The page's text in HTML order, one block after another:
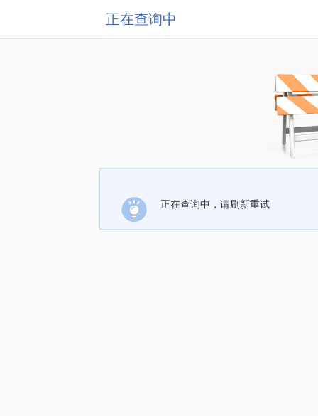
正在查询中
正在查询中，请刷新重试